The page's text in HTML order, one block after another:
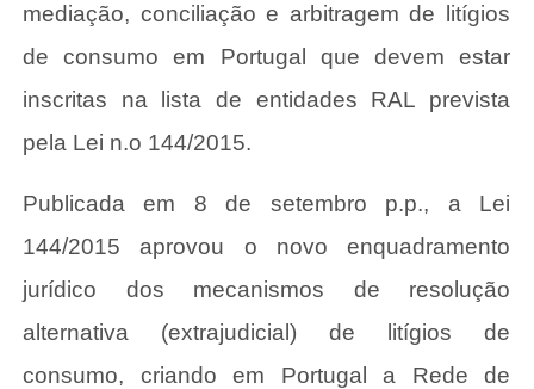
mediação, conciliação e arbitragem de litígios
de consumo em Portugal que devem estar
inscritas na lista de entidades RAL prevista
pela Lei n.o 144/2015.
Publicada em 8 de setembro p.p., a Lei
144/2015 aprovou o novo enquadramento
jurídico dos mecanismos de resolução
alternativa (extrajudicial) de litígios de
consumo, criando em Portugal a Rede de